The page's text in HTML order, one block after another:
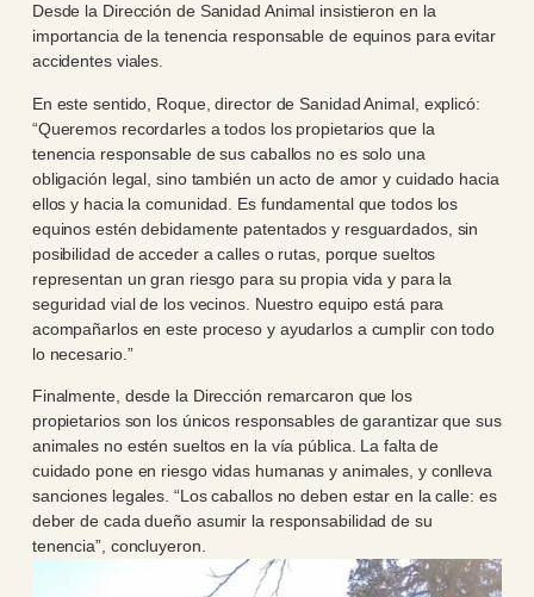
Desde la Dirección de Sanidad Animal insistieron en la
importancia de la tenencia responsable de equinos para evitar
accidentes viales.
En este sentido, Roque, director de Sanidad Animal, explicó:
“Queremos recordarles a todos los propietarios que la
tenencia responsable de sus caballos no es solo una
obligación legal, sino también un acto de amor y cuidado hacia
ellos y hacia la comunidad. Es fundamental que todos los
equinos estén debidamente patentados y resguardados, sin
posibilidad de acceder a calles o rutas, porque sueltos
representan un gran riesgo para su propia vida y para la
seguridad vial de los vecinos. Nuestro equipo está para
acompañarlos en este proceso y ayudarlos a cumplir con todo
lo necesario.”
Finalmente, desde la Dirección remarcaron que los
propietarios son los únicos responsables de garantizar que sus
animales no estén sueltos en la vía pública. La falta de
cuidado pone en riesgo vidas humanas y animales, y conlleva
sanciones legales. “Los caballos no deben estar en la calle: es
deber de cada dueño asumir la responsabilidad de su
tenencia”, concluyeron.